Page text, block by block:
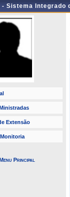
- Sistema Integrado
Extensão
Principal